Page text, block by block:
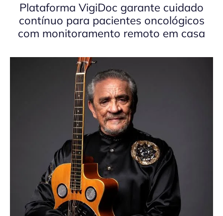
Plataforma VigiDoc garante cuidado
contínuo para pacientes oncológicos
com monitoramento remoto em casa